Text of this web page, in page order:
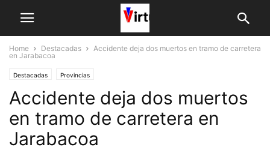
Home Destacadas
Accidente deja dos muertos en tramo de carretera
en Jarabacoa
Destacadas Provincias
Accidente deja dos muertos
en tramo de carretera en
Jarabacoa